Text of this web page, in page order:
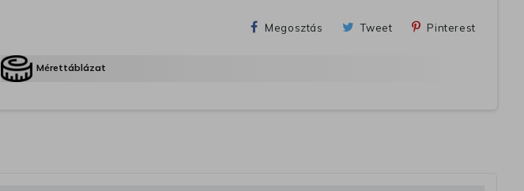
Megosztás Tweet Pinterest
Mérettáblázat